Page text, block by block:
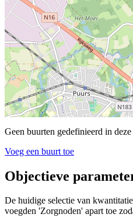
Geen buurten gedefinieerd in deze
Voeg een buurt toe
Objectieve
De huidige selectie van
voegden 'Zorgnoden' apart toe